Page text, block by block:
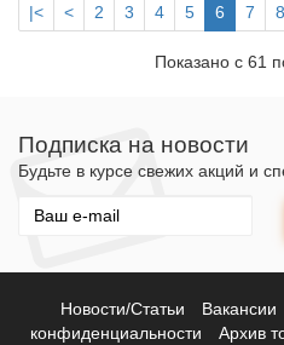
|< < 2 3 4 5 6 7 8
Показано с 61
Подписка на новости
Будьте в курсе свежих акций и
Новости/Статьи Вакансии
конфиденциальности
Архив